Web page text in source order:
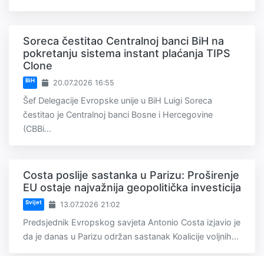
Soreca čestitao Centralnoj banci BiH na
pokretanju sistema instant plaćanja TIPS
Clone
BiH 20.07.2026 16:55
Šef Delegacije Evropske unije u BiH Luigi Soreca
čestitao je Centralnoj banci Bosne i Hercegovine
(CBBi...
Costa poslije sastanka u Parizu: Proširenje
EU ostaje najvažnija geopolitička investicija
Svijet 13.07.2026 21:02
Predsjednik Evropskog savjeta Antonio Costa izjavio je
da je danas u Parizu održan sastanak Koalicije voljnih...